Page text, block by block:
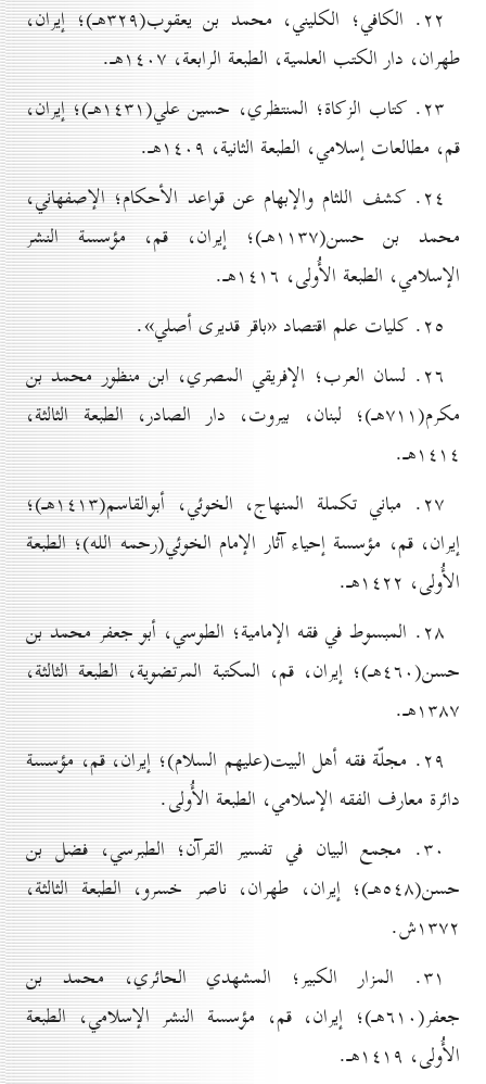
۲۲. الكافي؛ الكليني، محمد بن يعقوب(۳۲۹هـ)؛ إيران،
طهران، دار الكتب العلمية، الطبعة الرابعة، ۱٤٠۷هـ.
۲۳. كتاب الزكاة؛ المنتظري، حسين علي(۱٤۳۱هـ)؛ إيران،
قم، مطالعات إسلامي، الطبعة الثانية، ۱٤٠۹هـ.
۲٤. كشف اللثام والإبهام عن قواعد الأحكام؛ الإصفهاني،
محمد بن حسن(۱۱۳۷هـ)؛ إيران، قم، مؤسسة النشر
الإسلامي، الطبعة الأُولی، ۱٤۱٦هـ.
۲٥. كلیات علم اقتصاد «باقر قدیری أصلي».
۲٦. لسان العرب؛ الإفريقي المصري، ابن منظور محمد بن
مكرم(۷۱۱هـ)؛ لبنان، بیروت، دار الصادر، الطبعة الثالثة،
۱٤۱٤هـ.
۲۷. مباني تكملة المنهاج، الخوئي، أبوالقاسم(۱٤۱۳هـ)؛
إيران، قم، مؤسسة إحياء آثار الإمام الخوئي(رحمه الله)؛ الطبعة
الأُولی، ۱٤۲۲هـ.
۲۸. المبسوط في فقه الإمامية؛ الطوسي، أبو جعفر محمد بن
حسن(٤٦٠هـ)؛ إيران، قم، المكتبة المرتضوية، الطبعة الثالثة،
۱۳۸۷هـ.
۲۹. مجلّة فقه أهل البيت(علیهم السلام)؛ إيران، قم، مؤسسة
دائرة معارف الفقه الإسلامي، الطبعة الأُولی.
۳٠. مجمع البيان في تفسير القرآن؛ الطبرسي، فضل بن
حسن(٥٤۸هـ)؛ إيران، طهران، ناصر خسرو، الطبعة الثالثة،
۱۳۷۲ش.
۳۱. المزار الكبير؛ المشهدي الحائري، محمد بن
جعفر(٦۱٠هـ)؛ إيران، قم، مؤسسة النشر الإسلامي، الطبعة
الأُولی، ۱٤۱۹هـ.